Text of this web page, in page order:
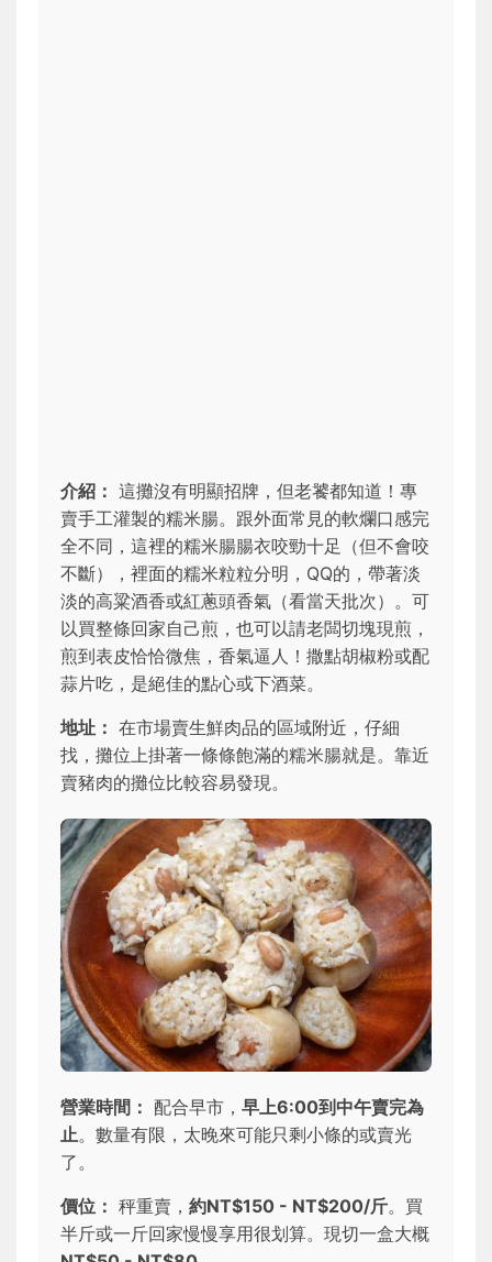
介紹： 這攤沒有明顯招牌，但老饕都知道！專
賣手工灌製的糯米腸。跟外面常見的軟爛口感完
全不同，這裡的糯米腸腸衣咬勁十足（但不會咬
不斷），裡面的糯米粒粒分明，QQ的，帶著淡
淡的高粱酒香或紅蔥頭香氣（看當天批次）。可
以買整條回家自己煎，也可以請老闆切塊現煎，
煎到表皮恰恰微焦，香氣逼人！撒點胡椒粉或配
蒜片吃，是絕佳的點心或下酒菜。
地址： 在市場賣生鮮肉品的區域附近，仔細
找，攤位上掛著一條條飽滿的糯米腸就是。靠近
賣豬肉的攤位比較容易發現。
營業時間： 配合早市， 早上6:00到中午賣完為
止。數量有限，太晚來可能只剩小條的或賣光
了。
價位： 秤重賣， 約NT$150 - NT$200/斤。買
半斤或一斤回家慢慢享用很划算。現切一盒大概